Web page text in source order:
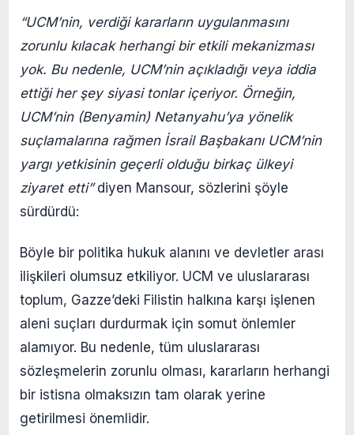
“UCM’nin, verdiği kararların uygulanmasını
zorunlu kılacak herhangi bir etkili mekanizması
yok. Bu nedenle, UCM’nin açıkladığı veya iddia
ettiği her şey siyasi tonlar içeriyor. Örneğin,
UCM’nin (Benyamin) Netanyahu’ya yönelik
suçlamalarına rağmen İsrail Başbakanı UCM’nin
yargı yetkisinin geçerli olduğu birkaç ülkeyi
ziyaret etti”diyen Mansour, sözlerini şöyle
sürdürdü:
Böyle bir politika hukuk alanını ve devletler arası
ilişkileri olumsuz etkiliyor. UCM ve uluslararası
toplum, Gazze’deki Filistin halkına karşı işlenen
aleni suçları durdurmak için somut önlemler
alamıyor. Bu nedenle, tüm uluslararası
sözleşmelerin zorunlu olması, kararların herhangi
bir istisna olmaksızın tam olarak yerine
getirilmesi önemlidir.